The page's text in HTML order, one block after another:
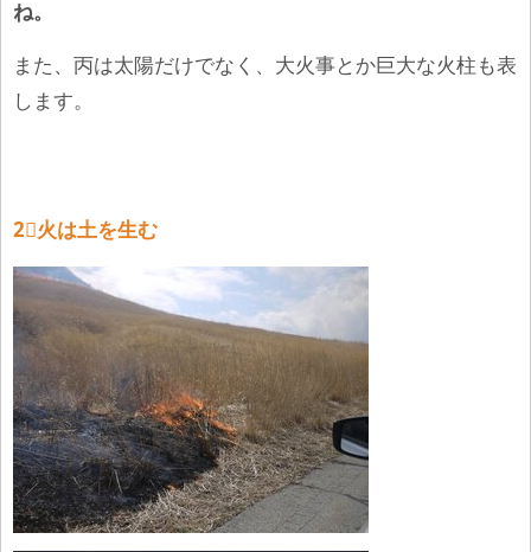
ね。
また、丙は太陽だけでなく、大火事とか巨大な火柱も表
します。
2⃣火は土を生む